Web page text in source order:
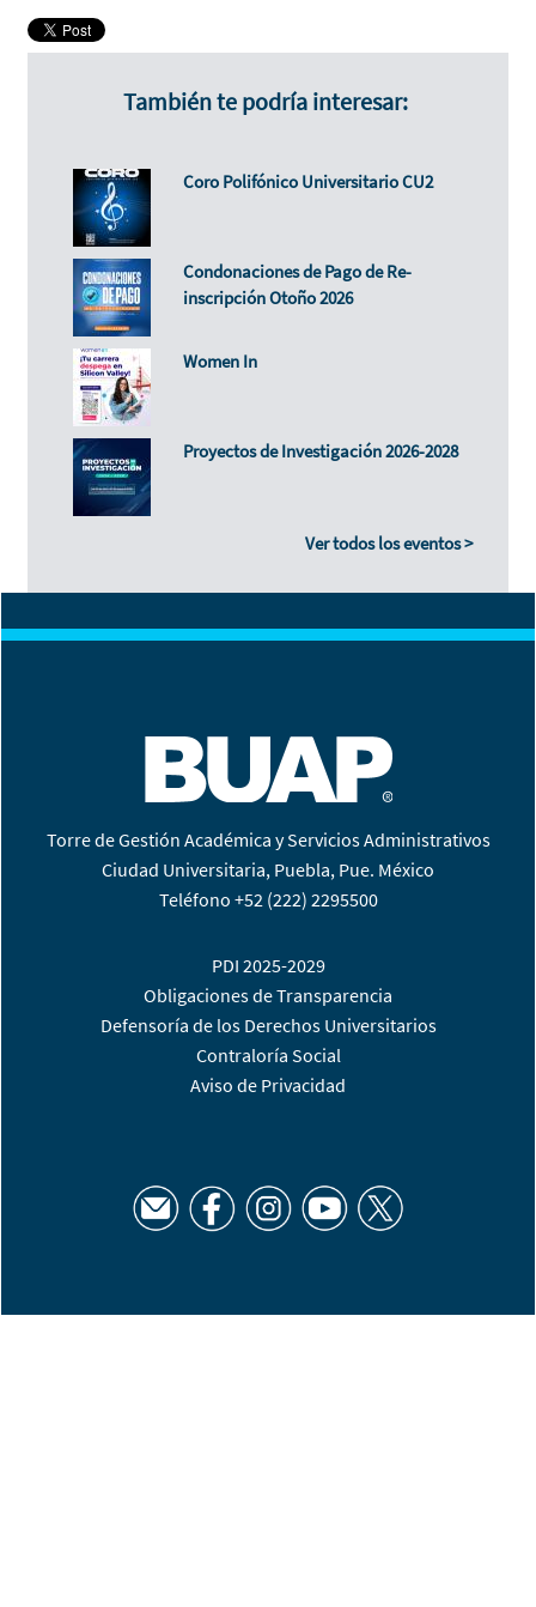
También te podría interesar:
Coro Polifónico Universitario CU2
Condonaciones de Pago de Re-
inscripción Otoño 2026
Women In
Proyectos de Investigación 2026-2028
Ver todos los eventos >
Torre de Gestión Académica y Servicios Administrativos
Ciudad Universitaria, Puebla, Pue. México
Teléfono +52 (222) 2295500
PDI 2025-2029
Obligaciones de Transparencia
Defensoría de los Derechos Universitarios
Contraloría Social
Aviso de Privacidad